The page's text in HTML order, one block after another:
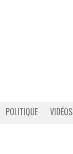
POLITIQUE VIDÉOS